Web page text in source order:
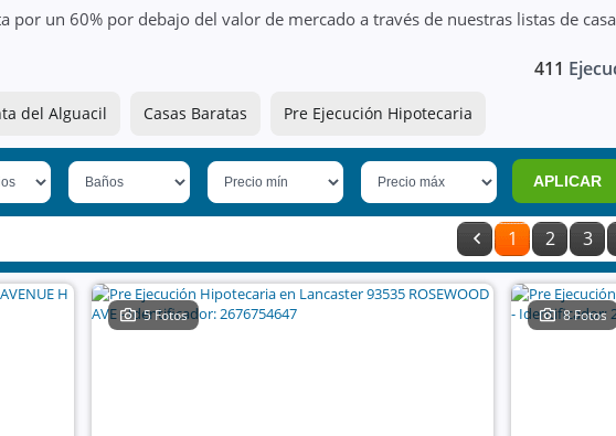
por un 60% por debajo del valor de mercado a través de nuestras listas de
411
del Alguacil Casas Baratas Pre Ejecución Hipotecaria
APLICAR
1 2 3
5 Fotos 8 Fotos